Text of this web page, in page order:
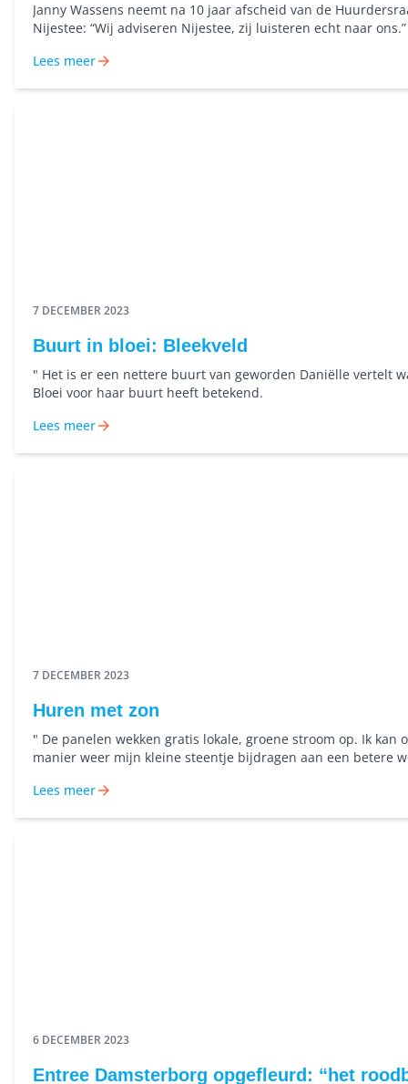
Janny Wassens neemt na 10 jaar afscheid van de
Nijestee: “Wij adviseren Nijestee, zij luisteren echt naar ons.”
Lees meer
7 DECEMBER 2023
Buurt in bloei: Bleekveld
" Het is er een nettere buurt van geworden Daniëlle vertelt
Bloei voor haar buurt heeft betekend.
Lees meer
7 DECEMBER 2023
Huren met zon
" De panelen wekken gratis lokale, groene stroom op. Ik kan
manier weer mijn kleine steentje bijdragen aan een betere
zonnepanelenproject 'Huren met Zon'.
Lees meer
6 DECEMBER 2023
Entree Damsterborg opgefleurd: “het